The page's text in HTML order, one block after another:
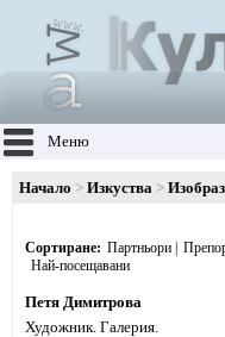
Меню
Начало Изкуства
Сортиране Партньори
Най-посещавани
Петя Димитрова
Художник. Галерия.